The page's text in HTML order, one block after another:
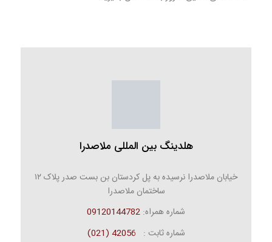
هلدینگ بین المللی ملاصدرا
خیابان ملاصدرا نرسیده به پل کردستان بن بست صدر پلاک ۱۲
ساختمان ملاصدرا
شماره همراه: 09120144782
شماره ثابت : 42056 (021)